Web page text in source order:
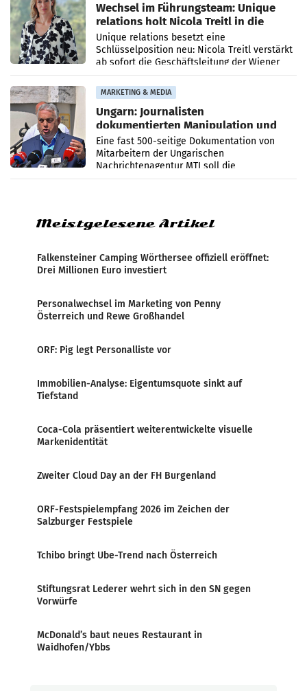
Wechsel im Führungsteam: Unique
relations holt Nicola Treitl in die
Geschäftsleitung
Unique relations besetzt eine
Schlüsselposition neu: Nicola Treitl verstärkt
ab sofort die Geschäftsleitung der Wiener
PR-Agentur an der Seite von Josef Kalina und
Anna Kalina-Mahr.
MARKETING & MEDIA
Ungarn: Journalisten
dokumentierten Manipulation und
Zensur
Eine fast 500-seitige Dokumentation von
Mitarbeitern der Ungarischen
Nachrichtenagentur MTI soll die
systematische Nachrichten-Manipulation und
Meistgelesene Artikel
Falkensteiner Camping Wörthersee offiziell eröffnet:
Drei Millionen Euro investiert
Personalwechsel im Marketing von Penny
Österreich und Rewe Großhandel
ORF: Pig legt Personalliste vor
Immobilien-Analyse: Eigentumsquote sinkt auf
Tiefstand
Coca-Cola präsentiert weiterentwickelte visuelle
Markenidentität
Zweiter Cloud Day an der FH Burgenland
ORF-Festspielempfang 2026 im Zeichen der
Salzburger Festspiele
Tchibo bringt Ube-Trend nach Österreich
Stiftungsrat Lederer wehrt sich in den SN gegen
Vorwürfe
McDonald’s baut neues Restaurant in
Waidhofen/Ybbs